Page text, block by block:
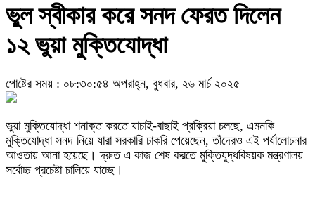
ভুল স্বীকার করে সনদ ফেরত দিলেন
১২ ভুয়া মুক্তিযোদ্ধা
পোষ্টের সময় : ০৮:৩০:৫৪ অপরাহ্ন, বুধবার, ২৬ মার্চ ২০২৫
ভুয়া মুক্তিযোদ্ধা শনাক্ত করতে যাচাই-বাছাই প্রক্রিয়া চলছে, এমনকি
মুক্তিযোদ্ধা সনদ নিয়ে যারা সরকারি চাকরি পেয়েছেন, তাঁদেরও এই পর্যালোচনার
আওতায় আনা হয়েছে। দ্রুত এ কাজ শেষ করতে মুক্তিযুদ্ধবিষয়ক মন্ত্রণালয়
সর্বোচ্চ প্রচেষ্টা চালিয়ে যাচ্ছে।